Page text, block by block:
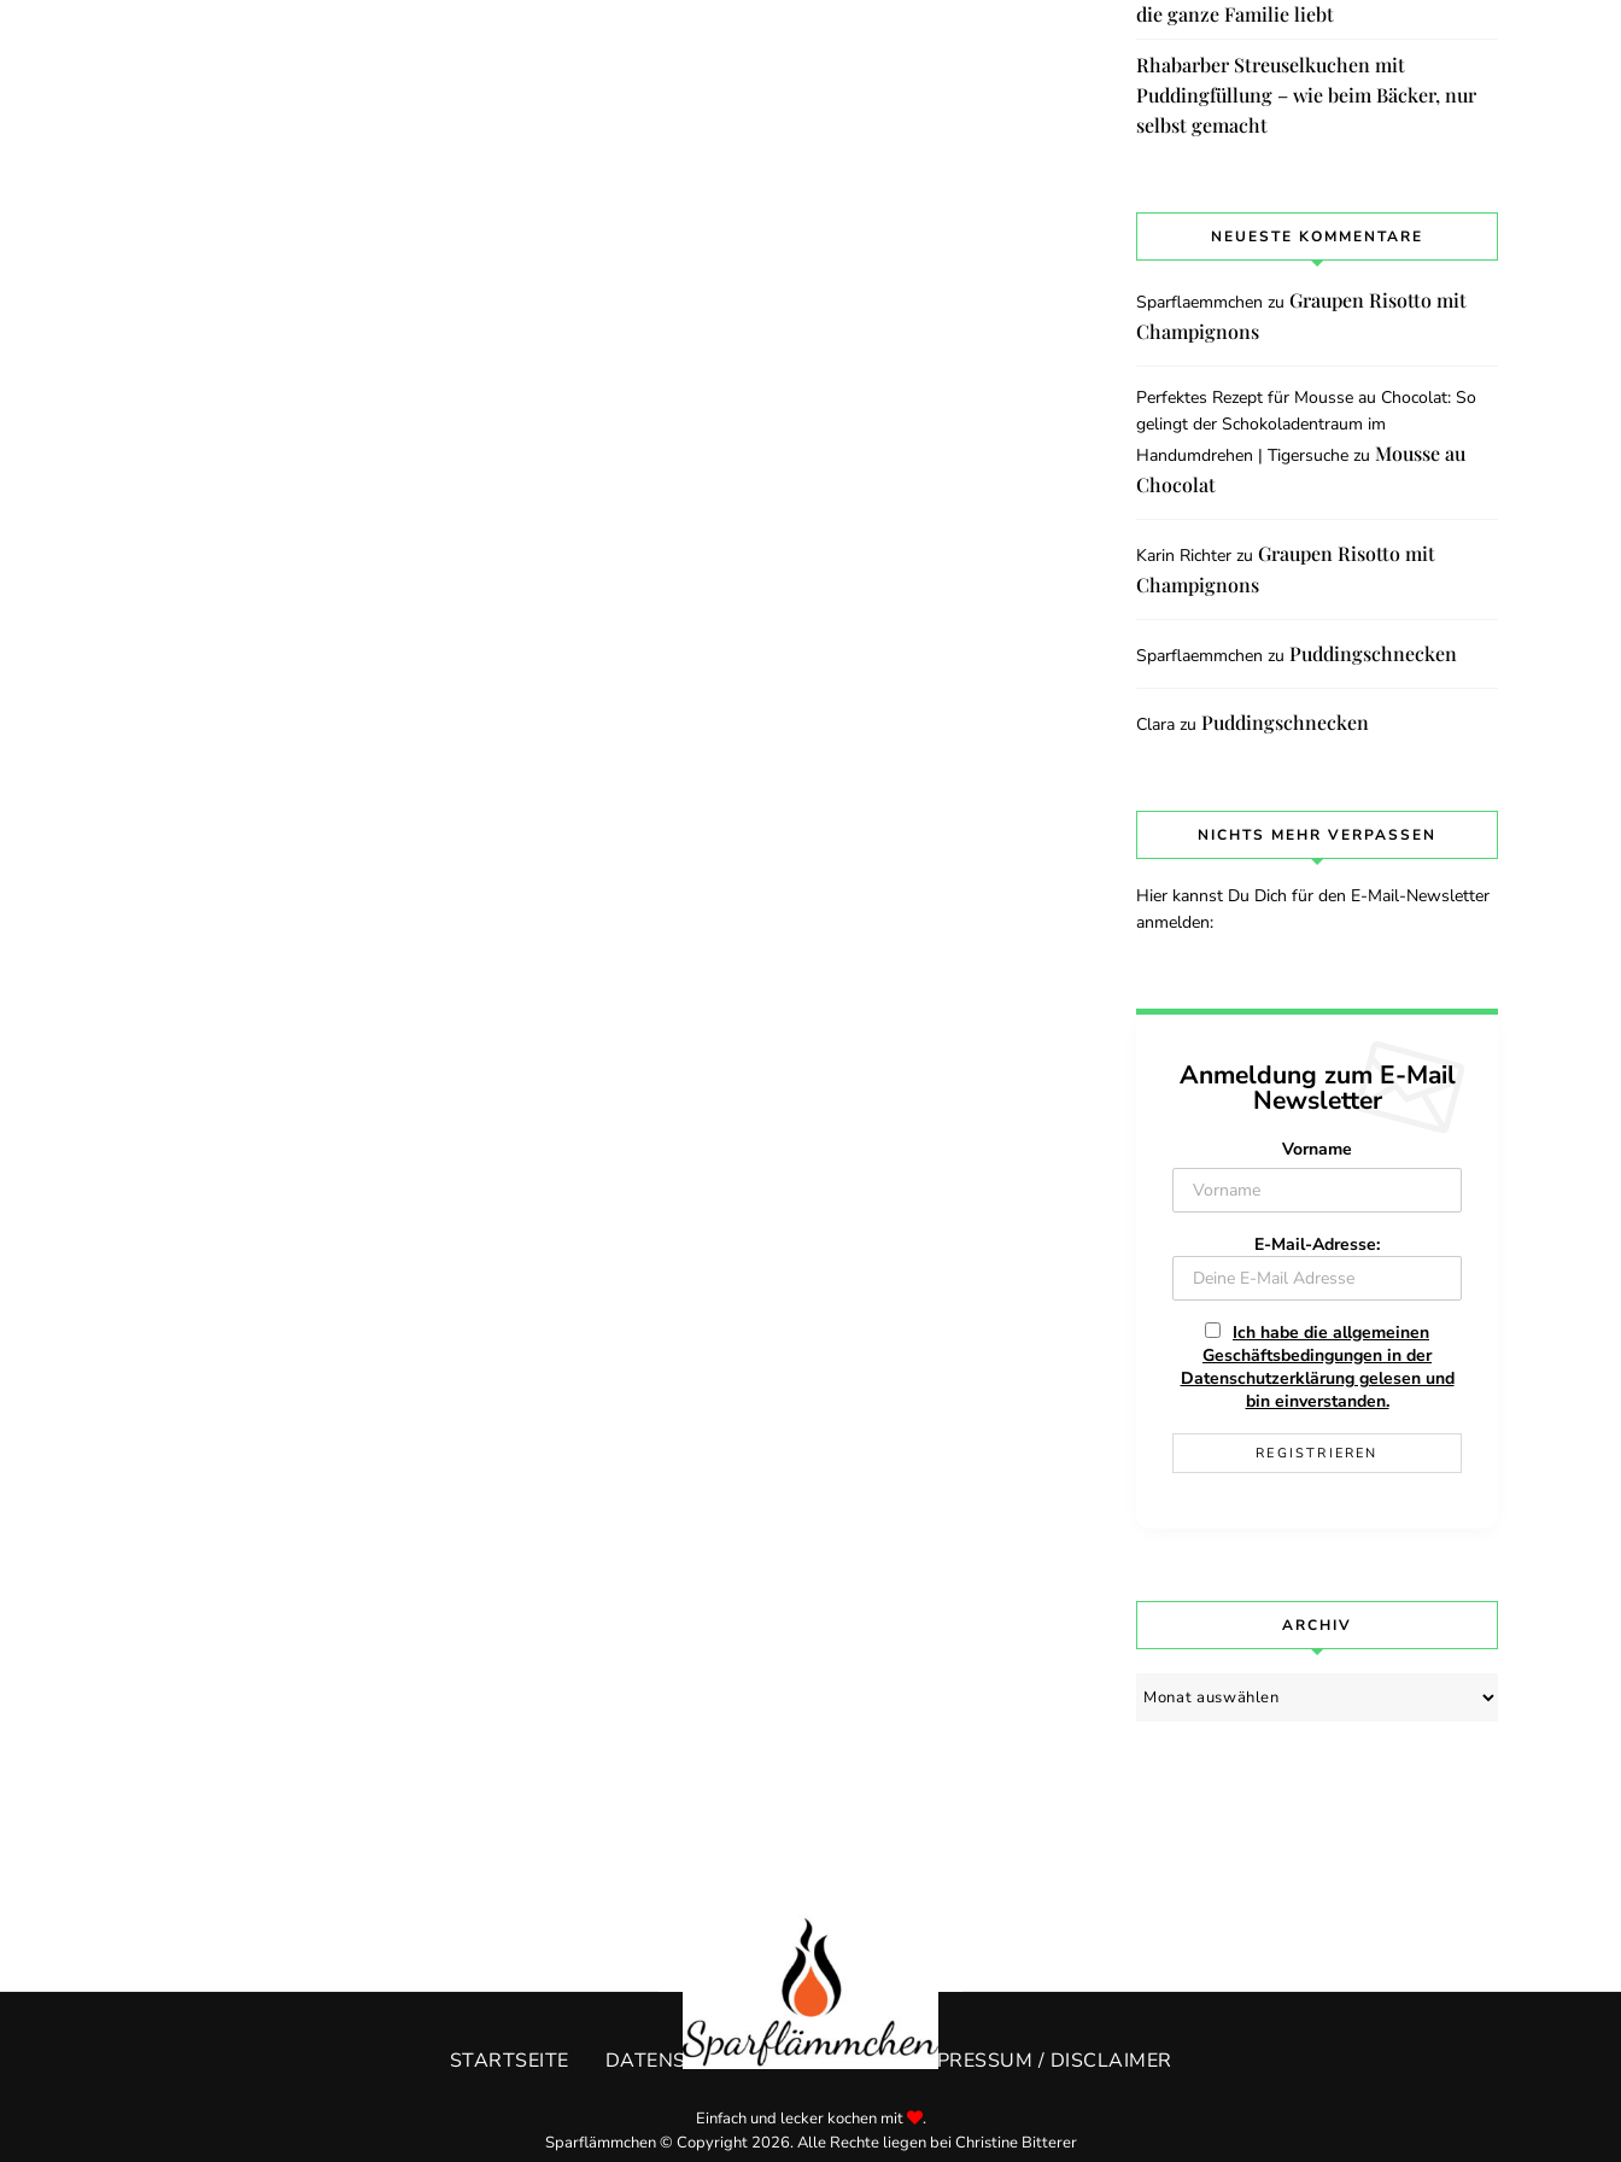
die ganze Familie liebt
Rhabarber Streuselkuchen mit
Puddingfüllung – wie beim Bäcker, nur
selbst gemacht
NEUESTE KOMMENTARE
Sparflaemmchen zu Graupen Risotto mit
Champignons
Perfektes Rezept für Mousse au Chocolat: So
gelingt der Schokoladentraum im
Handumdrehen | Tigersuche zu Mousse au
Chocolat
Karin Richter zu Graupen Risotto mit
Champignons
Sparflaemmchen zu Puddingschnecken
Clara zu Puddingschnecken
NICHTS MEHR VERPASSEN
Hier kannst Du Dich für den E-Mail-Newsletter
anmelden:
Anmeldung zum E-Mail
Newsletter
Vorname
E-Mail-Adresse:
Ich habe die allgemeinen
Geschäftsbedingungen in der
Datenschutzerklärung gelesen und
bin einverstanden.
ARCHIV
Archiv
STARTSEITE DATENSCHUTZERKLÄRUNG IMPRESSUM / DISCLAIMER
Einfach und lecker kochen mit
.
Sparflämmchen © Copyright 2026. Alle Rechte liegen bei Christine Bitterer